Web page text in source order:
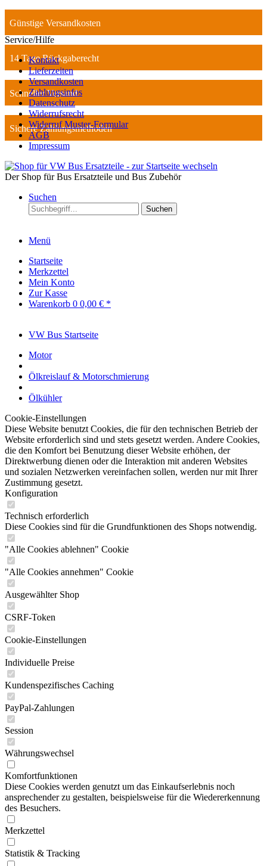
Günstige Versandkosten
14 Tage Rückgaberecht
Schneller Versand
Sichere Zahlungsmethoden
Service/Hilfe
Kontakt
Lieferzeiten
Versandkosten
Zahlungsinfos
Datenschutz
Widerrufsrecht
Widerruf Muster-Formular
AGB
Impressum
Der Shop für Bus Ersatzteile und Bus Zubehör
Suchen
Suchen
Menü
Startseite
Merkzettel
Mein Konto
Zur Kasse
Warenkorb 0 0,00 € *
VW Bus Startseite
Motor
Ölkreislauf & Motorschmierung
Ölkühler
Cookie-Einstellungen
Diese Website benutzt Cookies, die für den technischen Betrieb der
Website erforderlich sind und stets gesetzt werden. Andere Cookies,
die den Komfort bei Benutzung dieser Website erhöhen, der
Direktwerbung dienen oder die Interaktion mit anderen Websites
und sozialen Netzwerken vereinfachen sollen, werden nur mit Ihrer
Zustimmung gesetzt.
Konfiguration
Technisch erforderlich
Diese Cookies sind für die Grundfunktionen des Shops notwendig.
"Alle Cookies ablehnen" Cookie
"Alle Cookies annehmen" Cookie
Ausgewählter Shop
CSRF-Token
Cookie-Einstellungen
Individuelle Preise
Kundenspezifisches Caching
PayPal-Zahlungen
Session
Währungswechsel
Komfortfunktionen
Diese Cookies werden genutzt um das Einkaufserlebnis noch
ansprechender zu gestalten, beispielsweise für die Wiedererkennung
des Besuchers.
Merkzettel
Statistik & Tracking